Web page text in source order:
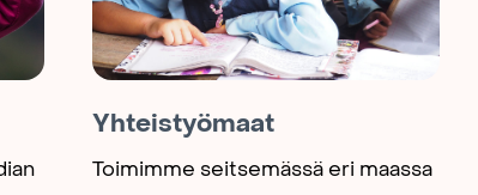
Yhteistyömaat
Toimimme seitsemässä eri maassa